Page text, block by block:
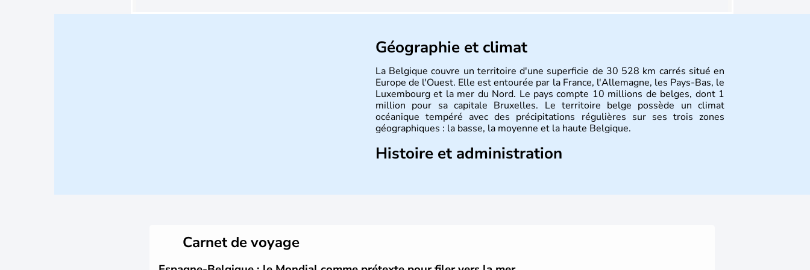
Géographie et climat
La Belgique couvre un territoire d'une superficie de 30 528 km carrés situé en
Europe de l'Ouest. Elle est entourée par la France, l'Allemagne, les Pays-Bas, le
Luxembourg et la mer du Nord. Le pays compte 10 millions de belges, dont 1
million pour sa capitale Bruxelles. Le territoire belge possède un climat
océanique tempéré avec des précipitations régulières sur ses trois zones
géographiques : la basse, la moyenne et la haute Belgique.
Histoire et administration
Carnet de voyage